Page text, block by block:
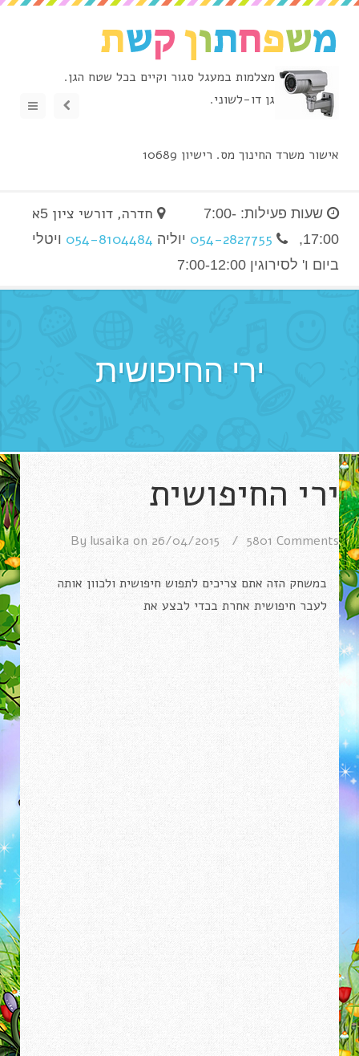
מצלמות במעגל סגור וקיים בכל שטח הגן.
גן דו-לשוני.
Show
אישור משרד החינוך מס. רישיון 10689
חדרה, דורשי ציון 5א
054-2827755 יוליה 054-8104484 ויטלי
שעות פעילות: 7:00-
17:00,
ביום ו' לסירוגין 7:00-12:00
ירי החיפושית
ירי החיפושית
By lusaika on 26/04/2015 5801 Comments
במשחק הזה אתם צריכים לתפוש חיפושית ולכוון אותה
לעבר חיפושית אחרת בכדי לבצע את